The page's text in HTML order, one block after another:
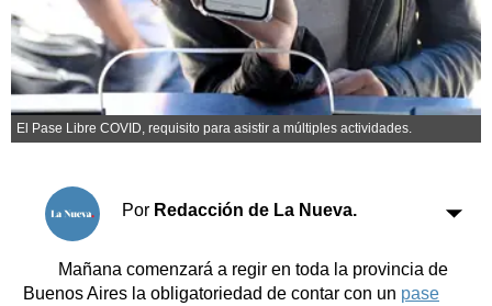
El tiempo
Cartón Lleno
Fúnebres
Clasificados
Horóscopo
Servicios
Farmacias
Loterías
Datos Útiles
El Pase Libre COVID, requisito para asistir a múltiples actividades.
Por Redacción de La Nueva.
Mañana comenzará a regir en toda la provincia de
Buenos Aires la obligatoriedad de contar con un pase